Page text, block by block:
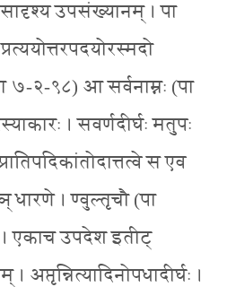
उपसंख्यानम् । पा
७-२-९८) आ सर्वनाम्नः (पा
। सवर्णदीर्घः मतुपः
स एव
धारणे । ण्वुल्तृचौ (पा
एकाच उपदेश इतीट्
अप्तृन्नित्यादिनोपधादीर्घः ।